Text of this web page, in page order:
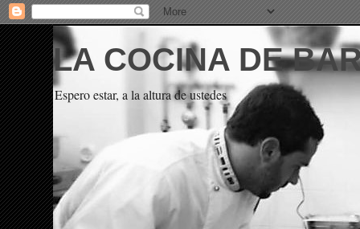
LA COCINA DE
Espero estar, a la altura de ustedes